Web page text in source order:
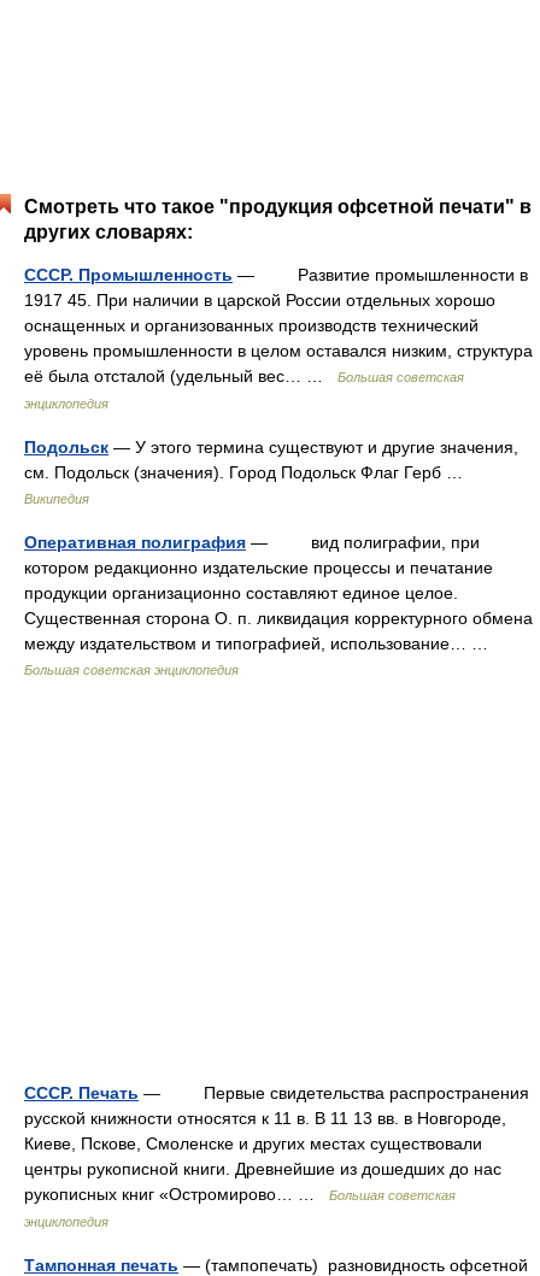
Смотреть что такое "продукция офсетной печати" в
других словарях:
СССР. Промышленность — Развитие промышленности в
1917 45. При наличии в царской России отдельных хорошо
оснащенных и организованных производств технический
уровень промышленности в целом оставался низким, структура
её была отсталой (удельный вес… …
Большая советская
энциклопедия
Подольск — У этого термина существуют и другие значения,
см. Подольск (значения). Город Подольск Флаг Герб …
Википедия
Оперативная полиграфия — вид полиграфии, при
котором редакционно издательские процессы и печатание
продукции организационно составляют единое целое.
Существенная сторона О. п. ликвидация корректурного обмена
между издательством и типографией, использование… …
Большая советская энциклопедия
СССР. Печать — Первые свидетельства распространения
русской книжности относятся к 11 в. В 11 13 вв. в Новгороде,
Киеве, Пскове, Смоленске и других местах существовали
центры рукописной книги. Древнейшие из дошедших до нас
рукописных книг «Остромирово… …
Большая советская
энциклопедия
Тампонная печать — (тампопечать) разновидность офсетной